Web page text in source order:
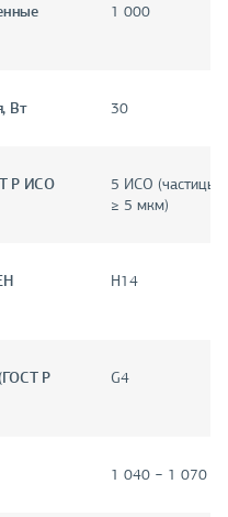
1 000
Вт 30
Р ИСО
5 ИСО (частицы
≥ 5 мкм)
H14
Р
G4
1 040 − 1 070